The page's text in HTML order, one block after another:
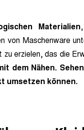
Materialien
von Maschenware
erzielen, das die
dem Nähen.
umsetzen können.